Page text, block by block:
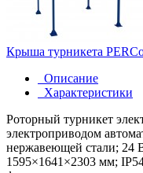
Крыша турникета
Описание
Характеристики
Роторный турникет
электроприводом
нержавеющей стали; 24
1595×1641×2303 мм;